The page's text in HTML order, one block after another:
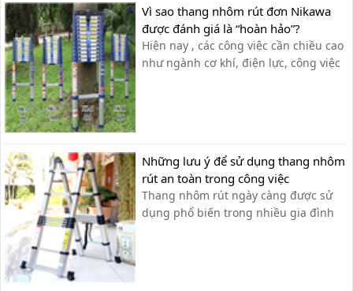
Nikawa chuyên sản xuất và phân phối
các dòng sản phẩm cao cấp như xe
đẩy hàng, thang nhôm và dụng cụ
cầm tay...
Vì sao thang nhôm rút đơn Nikawa
được đánh giá là “hoàn hảo”?
Hiện nay , các công việc cần chiều cao
như ngành cơ khí, điện lực, công việc
phải ai cũng có thể dễ [&hel...
Những lưu ý để sử dụng thang nhôm
rút an toàn trong công việc
Thang nhôm rút ngày càng được sử
dụng phổ biến trong nhiều gia đình